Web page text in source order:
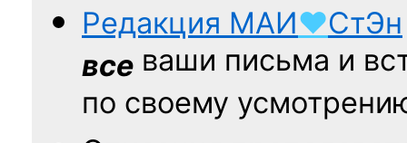
Редакция МАИ♥СтЭн
все ваши письма и
по своему